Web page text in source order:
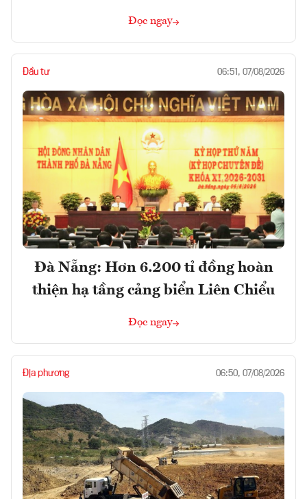
Đọc ngay
Đầu tư 06:51, 07/08/2026
Đà Nẵng: Hơn 6.200 tỉ đồng hoàn
thiện hạ tầng cảng biển Liên Chiểu
Đọc ngay
Địa phương 06:50, 07/08/2026